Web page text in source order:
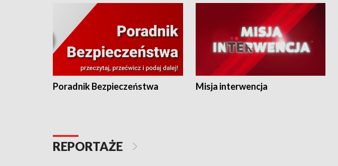
Poradnik Bezpieczeństwa Misja interwencja
REPORTAŻE